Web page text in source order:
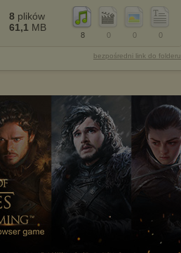
0
0
0
8
8 plików
61,1 MB
bezpośredni link do folderu